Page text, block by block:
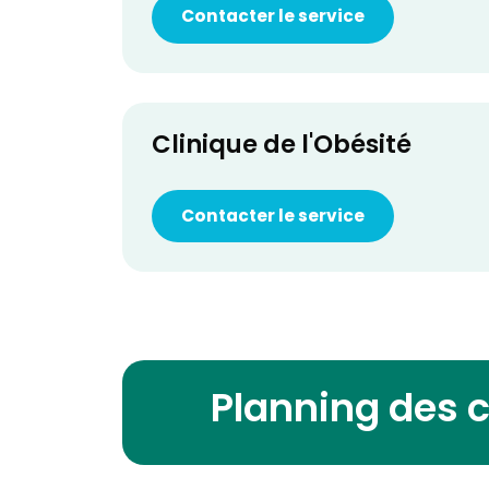
Contacter le service
Clinique de l'Obésité
Contacter le service
Planning des